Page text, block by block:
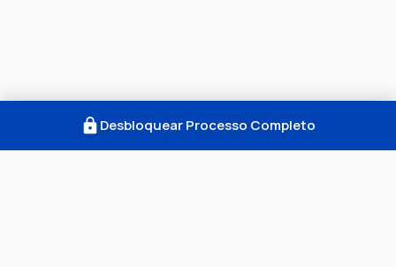
Desbloquear Processo Completo